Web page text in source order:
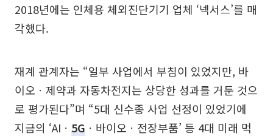
2018년에는 인체용 체외진단기기 업체 ‘넥서스’를 매
각했다.
재계 관계자는 “일부 사업에서 부침이 있었지만, 바
이오ㆍ제약과 자동차전지는 상당한 성과를 거둔 것으
로 평가된다”며 “5대 신수종 사업 선정이 있었기에
지금의 ‘AIㆍ 5G ㆍ바이오ㆍ전장부품’ 등 4대 미래 먹